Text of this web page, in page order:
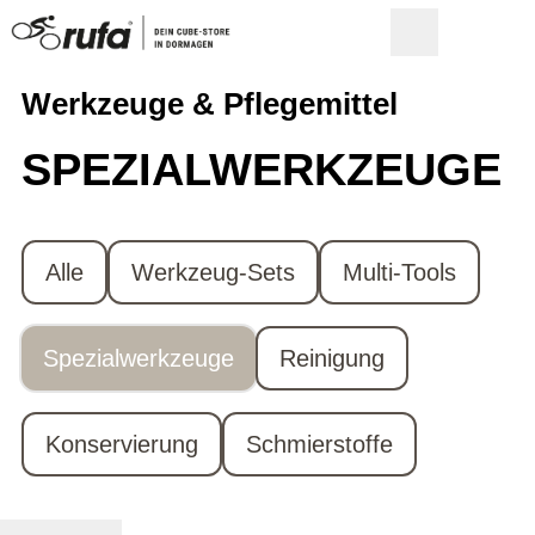
Werkzeuge & Pflegemittel
SPEZIAL­WERKZEUGE
Alle Werkzeug-Sets Multi-Tools
Spezialwerkzeuge Reinigung
Konservierung Schmierstoffe